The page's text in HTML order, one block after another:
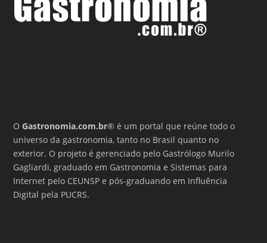
OGastronomia.com.br® é um portal que reúne todo o
universo da gastronomia, tanto no Brasil quanto no
exterior. O projeto é gerenciado pelo Gastrólogo Murilo
Gagliardi, graduado em Gastronomia e Sistemas para
Internet pelo CEUNSP e pós-graduando em Influência
Digital pela PUCRS.